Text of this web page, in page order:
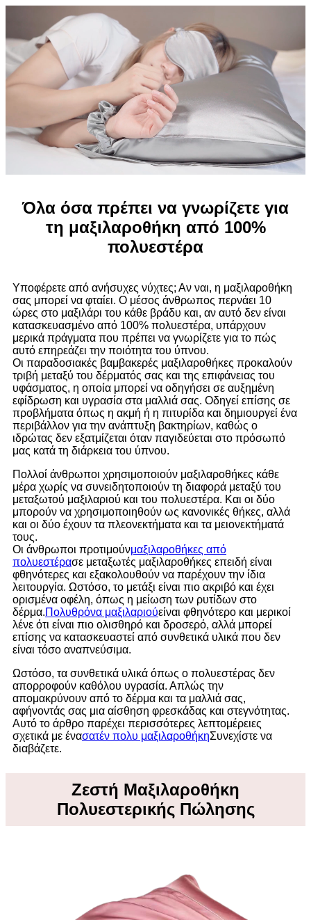
Όλα όσα πρέπει να γνωρίζετε για
τη μαξιλαροθήκη από 100%
πολυεστέρα
Υποφέρετε από ανήσυχες νύχτες; Αν ναι, η μαξιλαροθήκη
σας μπορεί να φταίει. Ο μέσος άνθρωπος περνάει 10
ώρες στο μαξιλάρι του κάθε βράδυ και, αν αυτό δεν είναι
κατασκευασμένο από 100% πολυεστέρα, υπάρχουν
μερικά πράγματα που πρέπει να γνωρίζετε για το πώς
αυτό επηρεάζει την ποιότητα του ύπνου.
Οι παραδοσιακές βαμβακερές μαξιλαροθήκες προκαλούν
τριβή μεταξύ του δέρματός σας και της επιφάνειας του
υφάσματος, η οποία μπορεί να οδηγήσει σε αυξημένη
εφίδρωση και υγρασία στα μαλλιά σας. Οδηγεί επίσης σε
προβλήματα όπως η ακμή ή η πιτυρίδα και δημιουργεί ένα
περιβάλλον για την ανάπτυξη βακτηρίων, καθώς ο
ιδρώτας δεν εξατμίζεται όταν παγιδεύεται στο πρόσωπό
μας κατά τη διάρκεια του ύπνου.
Πολλοί άνθρωποι χρησιμοποιούν μαξιλαροθήκες κάθε
μέρα χωρίς να συνειδητοποιούν τη διαφορά μεταξύ του
μεταξωτού μαξιλαριού και του πολυεστέρα. Και οι δύο
μπορούν να χρησιμοποιηθούν ως κανονικές θήκες, αλλά
και οι δύο έχουν τα πλεονεκτήματα και τα μειονεκτήματά
τους.
Οι άνθρωποι προτιμούνμαξιλαροθήκες από
πολυεστέρασε μεταξωτές μαξιλαροθήκες επειδή είναι
φθηνότερες και εξακολουθούν να παρέχουν την ίδια
λειτουργία. Ωστόσο, το μετάξι είναι πιο ακριβό και έχει
ορισμένα οφέλη, όπως η μείωση των ρυτίδων στο
δέρμα.Πολυθρόνα μαξιλαριούείναι φθηνότερο και μερικοί
λένε ότι είναι πιο ολισθηρό και δροσερό, αλλά μπορεί
επίσης να κατασκευαστεί από συνθετικά υλικά που δεν
είναι τόσο αναπνεύσιμα.
Ωστόσο, τα συνθετικά υλικά όπως ο πολυεστέρας δεν
απορροφούν καθόλου υγρασία. Απλώς την
απομακρύνουν από το δέρμα και τα μαλλιά σας,
αφήνοντάς σας μια αίσθηση φρεσκάδας και στεγνότητας.
Αυτό το άρθρο παρέχει περισσότερες λεπτομέρειες
σχετικά με ένασατέν πολυ μαξιλαροθήκηΣυνεχίστε να
διαβάζετε.
Ζεστή Μαξιλαροθήκη
Πολυεστερικής Πώλησης